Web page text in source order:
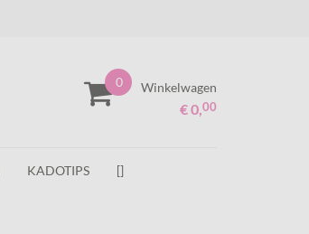
0 Winkelwagen
€ 0,00
KADOTIPS []